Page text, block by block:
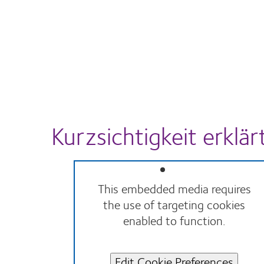
Kurzsichtigkeit
This embedded media requires
the use of targeting cookies
enabled to function.